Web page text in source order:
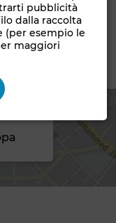
pubblicità
dalla raccolta
(per esempio le
maggiori